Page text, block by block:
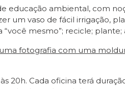
educação ambiental, com
um vaso de fácil irrigação,
mesmo”; recicle;
fotografia com uma
20h. Cada oficina terá